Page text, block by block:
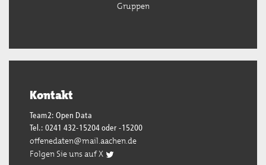
Gruppen
Kontakt
Team2: Open Data
Tel.: 0241 432-15204 oder -15200
offenedaten@mail.aachen.de
Folgen Sie uns auf X